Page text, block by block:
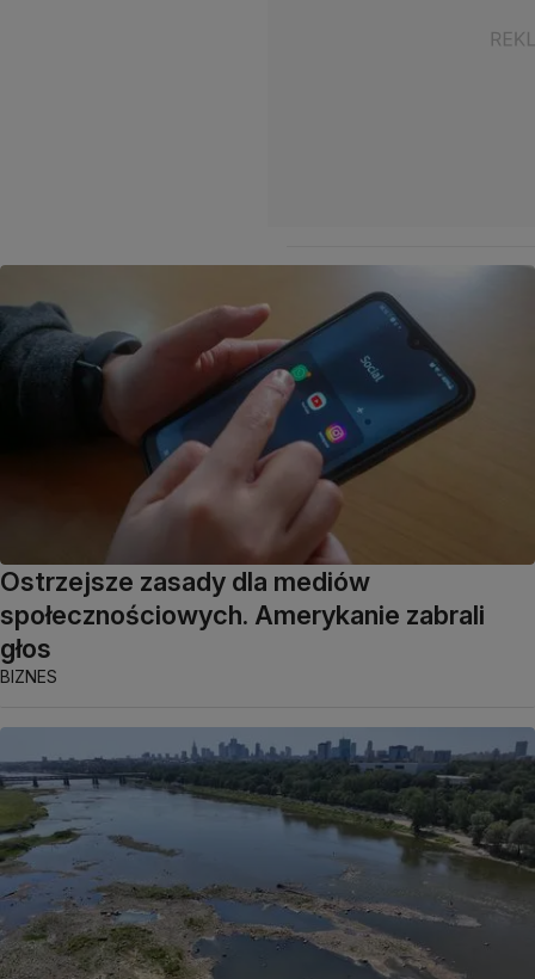
Ostrzejsze zasady dla mediów
społecznościowych. Amerykanie zabrali
głos
BIZNES